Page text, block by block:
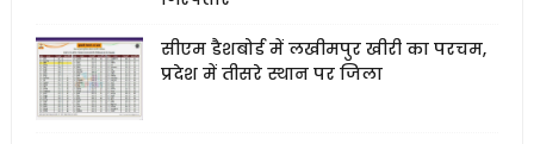
सीएम डैशबोर्ड में लखीमपुर खीरी का परचम,
प्रदेश में तीसरे स्थान पर जिला